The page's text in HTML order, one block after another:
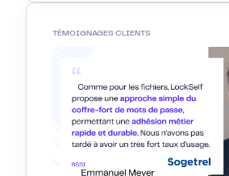
TÉMOIGNAGES CLIENTS